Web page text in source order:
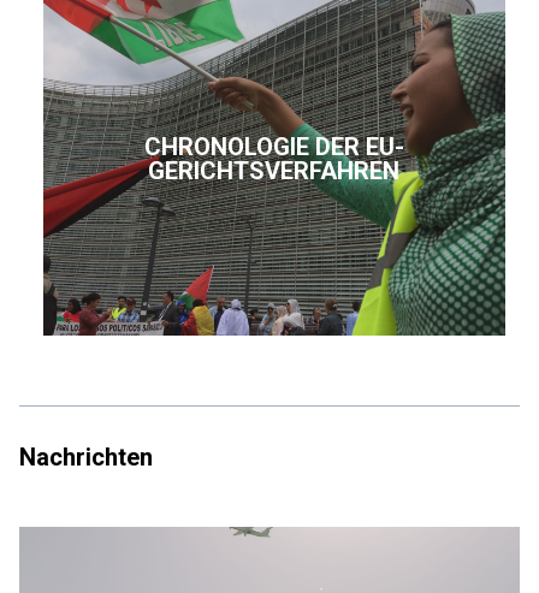
CHRONOLOGIE DER EU-
GERICHTSVERFAHREN
Nachrichten